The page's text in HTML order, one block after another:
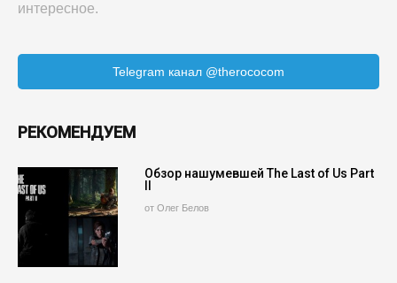
интересное.
Telegram канал @therococom
РЕКОМЕНДУЕМ
Обзор нашумевшей The Last of Us Part
от Олег Белов